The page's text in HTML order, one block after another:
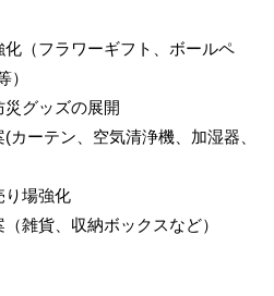
（フラワーギフト、ボールペ
）
グッズの展開
ーテン、空気清浄機、加湿器、
り場強化
雑貨、収納ボックスなど）